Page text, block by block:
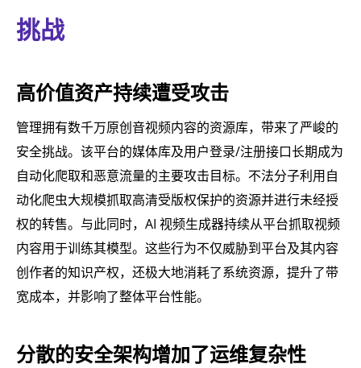
挑战
高价值资产持续遭受攻击
管理拥有数千万原创音视频内容的资源库，带来了严峻的
安全挑战。该平台的媒体库及用户登录/注册接口长期成为
自动化爬取和恶意流量的主要攻击目标。不法分子利用自
动化爬虫大规模抓取高清受版权保护的资源并进行未经授
权的转售。与此同时，AI 视频生成器持续从平台抓取视频
内容用于训练其模型。这些行为不仅威胁到平台及其内容
创作者的知识产权，还极大地消耗了系统资源，提升了带
宽成本，并影响了整体平台性能。
分散的安全架构增加了运维复杂性